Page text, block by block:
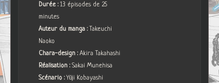
Durée :13 épisodes de 25
minutes
Auteur du manga : Takeuchi
Naoko
Chara-design :Akira Takahashi
Réalisation :Sakai Munehisa
Scénario :Yūji Kobayashi